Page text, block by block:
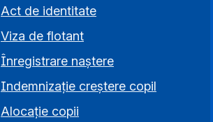
Act de identitate
Viza de flotant
Înregistrare naștere
Indemnizație creștere copil
Alocație copii